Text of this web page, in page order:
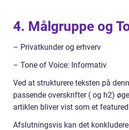
4. Målgruppe og
– Privatkunder og erhverv
– Tone of Voice: Informativ
Ved at strukturere teksten på
passende overskrifter ( og h2)
artiklen bliver vist som et
Afslutningsvis kan det